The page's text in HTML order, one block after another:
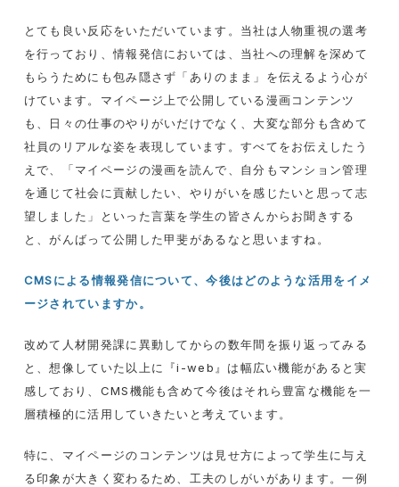
とても良い反応をいただいています。当社は人物重視の選考
を行っており、情報発信においては、当社への理解を深めて
もらうためにも包み隠さず「ありのまま」を伝えるよう心が
けています。マイページ上で公開している漫画コンテンツ
も、日々の仕事のやりがいだけでなく、大変な部分も含めて
社員のリアルな姿を表現しています。すべてをお伝えしたう
えで、「マイページの漫画を読んで、自分もマンション管理
を通じて社会に貢献したい、やりがいを感じたいと思って志
望しました」といった言葉を学生の皆さんからお聞きする
と、がんばって公開した甲斐があるなと思いますね。
CMSによる情報発信について、今後はどのような活用をイメ
ージされていますか。
改めて人材開発課に異動してからの数年間を振り返ってみる
と、想像していた以上に『i-web』は幅広い機能があると実
感しており、 CMS機能も含めて今後はそれら豊富な機能を一
層積極的に活用していきたいと考えています。
特に、マイページのコンテンツは見せ方によって学生に与え
る印象が大きく変わるため、工夫のしがいがあります。一例